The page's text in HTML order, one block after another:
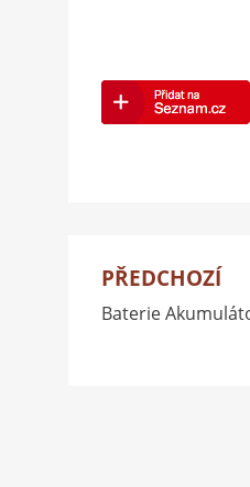
Navigace
pro
PŘEDCHOZÍ
Baterie